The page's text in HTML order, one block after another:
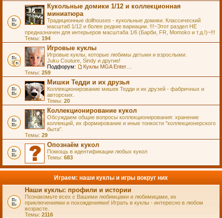
Кукольные домики 1/12 и коллекционная
миниатюра
Традиционные dollhouses - кукольные домики. Классический
масштаб 1/12 и более редкие вариации. !!!~Этот раздел НЕ
предназначен для интерьеров масштаба 1/6 (Барби, FR, Momoko и т.д.!)~!!!
Темы: 194
Игровые куклы
Игровые куклы, которые любимы детьми и взрослыми.
Juku Couture, Sindy и другие!
Подфорум:
Темы: 259
Мишки Тедди и их друзья
Коллекционирование мишек Тедди и их друзей - фабричных и
авторских.
Темы: 20
Коллекционирование кукол
Обсуждаем общие вопросы коллекционирования: хранение
коллекций, их формирование и иные тонкости "коллекционерского
быта".
Темы: 29
Опознаём кукол
Помощь в идентификации любых кукол
Темы: 683
Играем: наши куклы и игры вокруг них
Наши куклы: профили и истории
Познакомьте всех с Вашими любимцами и любимицами, их
приключениями и похождениями! Играть в куклы - интересно в любом
возрасте.
Темы: 2116